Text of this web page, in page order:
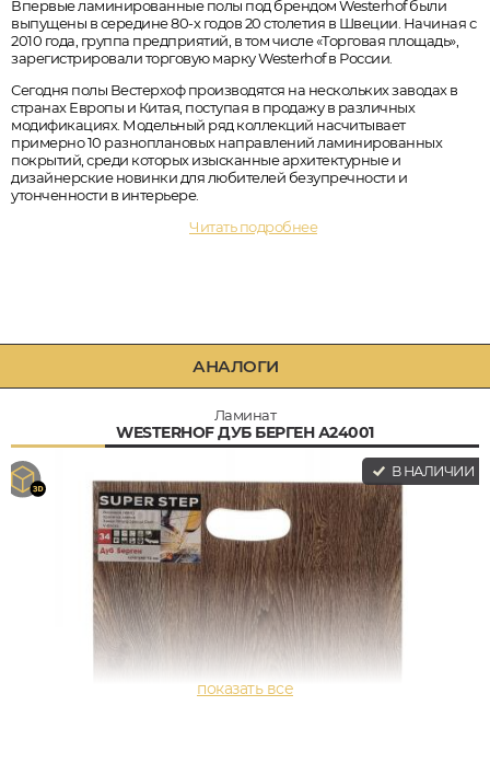
Впервые ламинированные полы под брендом Westerhof были
выпущены в середине 80-х годов 20 столетия в Швеции. Начиная с
2010 года, группа предприятий, в том числе «Торговая площадь»,
зарегистрировали торговую марку Westerhof в России.
Сегодня полы Вестерхоф производятся на нескольких заводах в
странах Европы и Китая, поступая в продажу в различных
модификациях. Модельный ряд коллекций насчитывает
примерно 10 разноплановых направлений ламинированных
покрытий, среди которых изысканные архитектурные и
дизайнерские новинки для любителей безупречности и
утонченности в интерьере.
Читать подробнее
АНАЛОГИ
Ламинат
WESTERHOF ДУБ БЕРГЕН А24001
В НАЛИЧИИ